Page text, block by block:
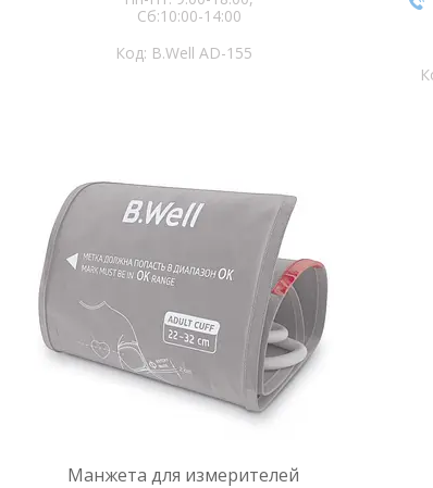
Сб:10:00-14:00
B.Well AD-155
Манжета для измерителей